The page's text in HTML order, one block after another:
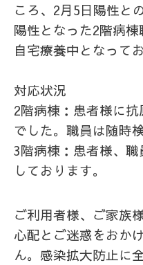
ころ、2月5日陽性と
陽性となった2階病棟
自宅療養中となって
対応状況
2階病棟：患者様に
でした。職員は随時
3階病棟：患者様、
しております。
ご利用者様、ご家族
心配とご迷惑をおか
ん。感染拡大防止に